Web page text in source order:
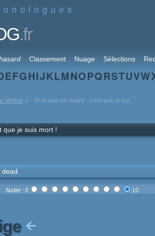
.fr
Classement Nuage Sélections
EFGHIJKLMNOPQRSTUVW
Voltige Si je suis en retard... c'est que je sui...
que je suis mort !
Noter : 0 10